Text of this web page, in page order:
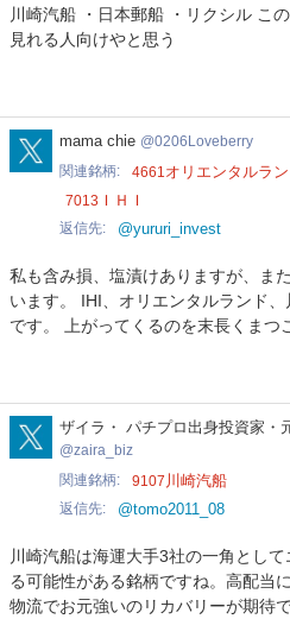
川崎汽船 ・日本郵船 ・リクシル こ
見れる人向けやと思う
0206Loveberry
mama chie 0206Loveberry
関連銘柄
4661オリエンタルラ
7013 ＩＨＩ
返信先 @yururi_invest
私も含み損、塩漬けありますが、ま
います。 IHI、オリエンタルランド
です。 上がってくるのを末長くまつ
zaira_biz
ザイラ・ パチプロ出身投資家・
zaira_biz
関連銘柄 9107 川崎汽船
返信先 @tomo2011_08
川崎汽船は海運大手3社の一角とし
る可能性がある銘柄ですね。高配当
物流でお元強いのリカバリーが期待